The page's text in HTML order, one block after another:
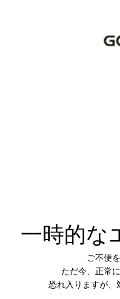
一時的な
ご不便
ただ今、正常
恐れ入りますが、